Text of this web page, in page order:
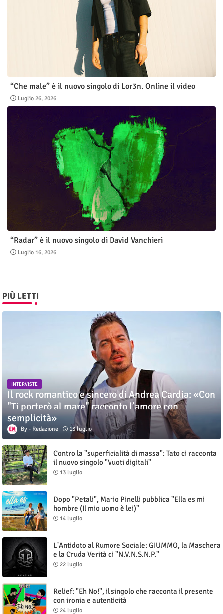
“Che male” è il nuovo singolo di Lor3n. Online il video
Luglio 26, 2026
“Radar” è il nuovo singolo di David Vanchieri
Luglio 16, 2026
PIÙ LETTI
INTERVISTE
Il rock romantico e sincero di Andrea Cardia: «Con
"Ti porterò al mare" racconto l’amore con
semplicità»
Redazione 13 luglio
Contro la "superficialità di massa": Tato ci racconta
il nuovo singolo "Vuoti digitali"
13 luglio
Dopo "Petali", Mario Pinelli pubblica "Ella es mi
hombre (Il mio uomo è lei)"
14 luglio
L'Antidoto al Rumore Sociale: GIUMMO, la Maschera
e la Cruda Verità di "N.V.N.S.N.P."
22 luglio
Relief: "Eh No!", il singolo che racconta il presente
con ironia e autenticità
24 luglio